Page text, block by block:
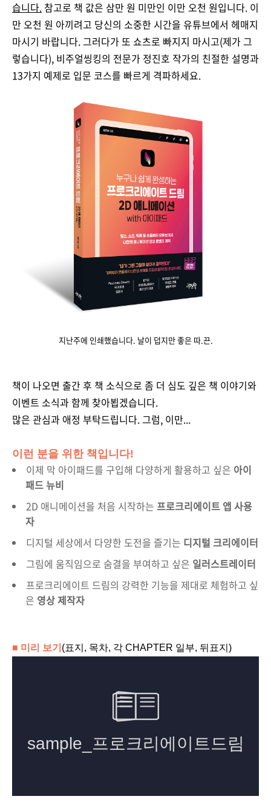
습니다. 참고로 책 값은 삼만 원 미만인 이만 오천 원입니다. 이
만 오천 원 아끼려고 당신의 소중한 시간을 유튜브에서 헤매지
마시기 바랍니다. 그러다가 또 쇼츠로 빠지지 마시고(제가 그
렇습니다), 비주얼씽킹의 전문가 정진호 작가의 친절한 설명과
13가지 예제로 입문 코스를 빠르게 격파하세요.
지난주에 인쇄했습니다. 날이 덥지만 좋은 따.끈.
책이 나오면 출간 후 책 소식으로 좀 더 심도 깊은 책 이야기와
이벤트 소식과 함께 찾아뵙겠습니다.
많은 관심과 애정 부탁드립니다. 그럼, 이만...
이런 분을 위한 책입니다!
이제 막 아이패드를 구입해 다양하게 활용하고 싶은 아이
패드 뉴비
2D 애니메이션을 처음 시작하는 프로크리에이트 앱 사용
자
디지털 세상에서 다양한 도전을 즐기는 디지털 크리에이터
그림에 움직임으로 숨결을 부여하고 싶은 일러스트레이터
프로크리에이트 드림의 강력한 기능을 제대로 체험하고 싶
은 영상 제작자
■ 미리 보기 (표지, 목차, 각 CHAPTER 일부, 뒤표지)